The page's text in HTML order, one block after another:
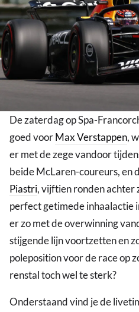
De zaterdag op Spa-
goed voorMax Verstappen,
er met de zege vandoor
beide McLaren-coureurs, en
Piastri, vijftien ronden achter
perfect getimede inhaalactie
er zo met de overwinning
stijgende lijn voortzetten en
poleposition voor de race op
renstal toch wel te sterk?
Onderstaand vind je de